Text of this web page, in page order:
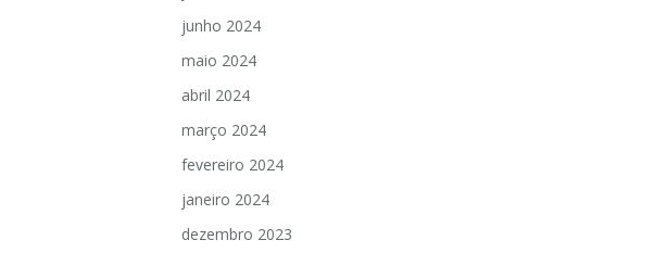
junho 2024
maio 2024
abril 2024
março 2024
fevereiro 2024
janeiro 2024
dezembro 2023